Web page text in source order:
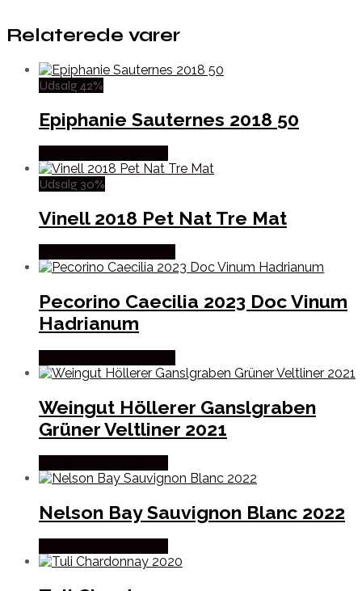
Relaterede varer
Udsalg 42%
Epiphanie Sauternes 2018 50
Udsalg 30%
Vinell 2018 Pet Nat Tre Mat
Pecorino Caecilia 2023 Doc Vinum
Hadrianum
Weingut Höllerer Ganslgraben
Grüner Veltliner 2021
Nelson Bay Sauvignon Blanc 2022